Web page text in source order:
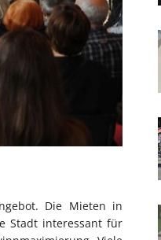
Die Mieten in
Stadt interessant für